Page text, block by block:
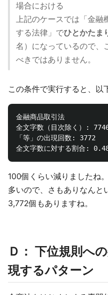
場合における
上記のケースでは「金融
する法律」でひとかたま
名）になっているので、
べきではありません。
この条件で実行すると、以
金融商品取引法
全文字数（目次除く）:
「等」の出現回数: 3772
100個くらい減りましたね
多いので、さもありなんと
3,772個もありますね。
Ｄ： 下位規則へ
現するパターン